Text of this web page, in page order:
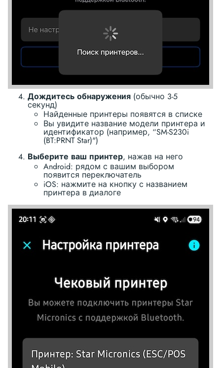
Дождитесь обнаружения (обычно 3-5
секунд)
Найденные принтеры появятся в списке
Вы увидите название модели принтера и
идентификатор (например, “SM-S230i
(BT:PRNT Star)")
Выберите ваш принтер, нажав на него
Android: рядом с вашим выбором
появится переключатель
iOS: нажмите на кнопку с названием
принтера в диалоге